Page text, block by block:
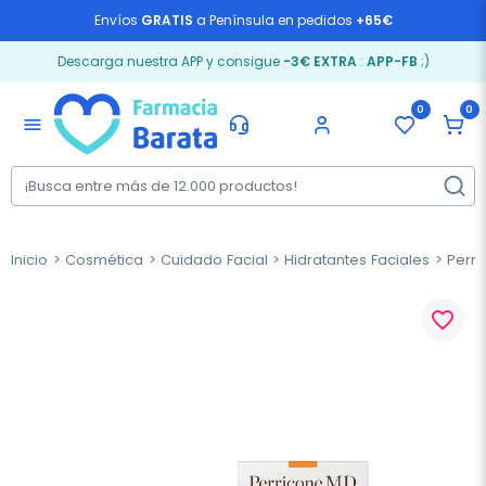
Envíos GRATIS a Península en pedidos +65€
Descarga nuestra APP y consigue -3€ EXTRA: APP-FB ;)
menu
0 0
Inicio Cosmética Cuidado Facial Hidratantes Faciales
favorite_border